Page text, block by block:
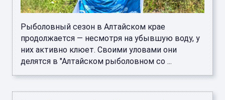
Рыболовный сезон в Алтайском крае
продолжается — несмотря на убывшую воду, у
них активно клюет. Своими уловами они
делятся в "Алтайском рыболовном со ...